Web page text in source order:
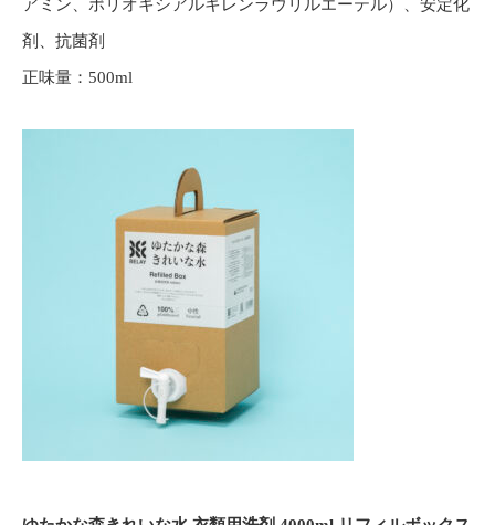
アミン、ポリオキシアルキレンラウリルエーテル）、安定化
剤、抗菌剤
正味量：500ml